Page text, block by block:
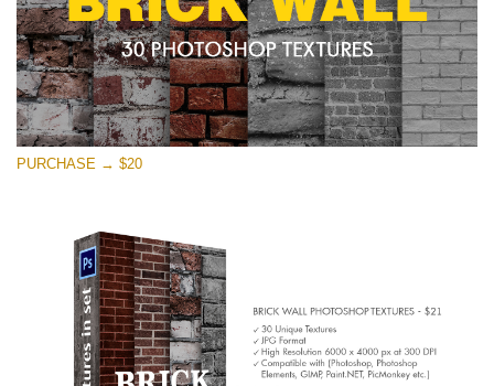
(1783 Overlays)
Large 6000*4000px
Download Grátis
PURCHASE → $20